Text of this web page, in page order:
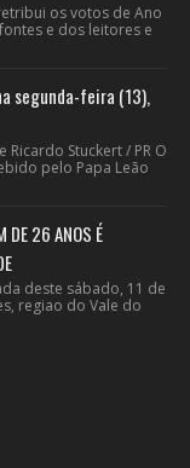
os votos de Ano
e dos leitores e
segunda-feira (13),
Ricardo Stuckert / PR O
pelo Papa Leão
DE 26 ANOS É
deste sábado, 11 de
regiao do Vale do